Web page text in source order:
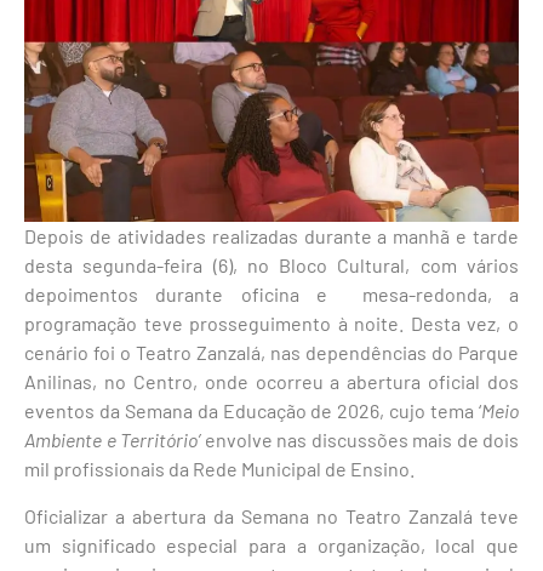
Depois de atividades realizadas durante a manhã e tarde
desta segunda-feira (6), no Bloco Cultural, com vários
depoimentos durante oficina e mesa-redonda, a
programação teve prosseguimento à noite. Desta vez, o
cenário foi o Teatro Zanzalá, nas dependências do Parque
Anilinas, no Centro, onde ocorreu a abertura oficial dos
eventos da Semana da Educação de 2026, cujo tema ‘Meio
Ambiente e Território’envolve nas discussões mais de dois
mil profissionais da Rede Municipal de Ensino.
Oficializar a abertura da Semana no Teatro Zanzalá teve
um significado especial para a organização, local que